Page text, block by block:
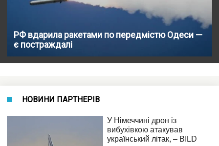
РФ вдарила ракетами по передмістю Одеси —
є постраждалі
НОВИНИ ПАРТНЕРІВ